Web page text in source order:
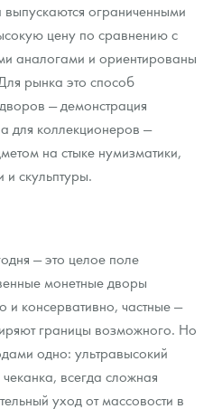
выпускаются ограниченными
цену по сравнению с
аналогами и ориентированы
рынка это способ
— демонстрация
для коллекционеров —
на стыке нумизматики,
и скульптуры.
— это целое поле
монетные дворы
и консервативно, частные —
границы возможного. Но
одно: ультравысокий
всегда сложная
уход от массовости в